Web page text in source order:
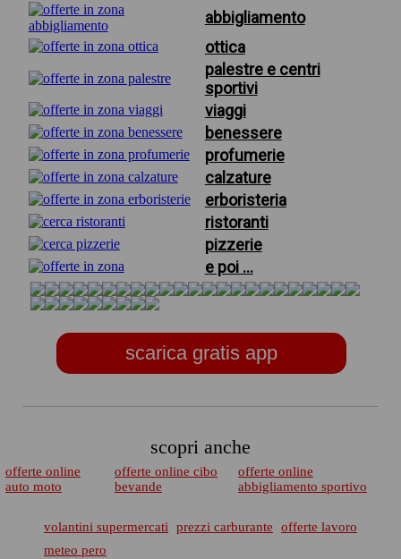
abbigliamento
ottica
palestre e centri
sportivi
viaggi
benessere
profumerie
calzature
erboristeria
ristoranti
pizzerie
e poi ...
scarica gratis app
scopri anche
offerte online
auto moto
offerte online cibo
bevande
offerte online
abbigliamento sportivo
volantini supermercati prezzi carburante
offerte lavoro
meteo pero